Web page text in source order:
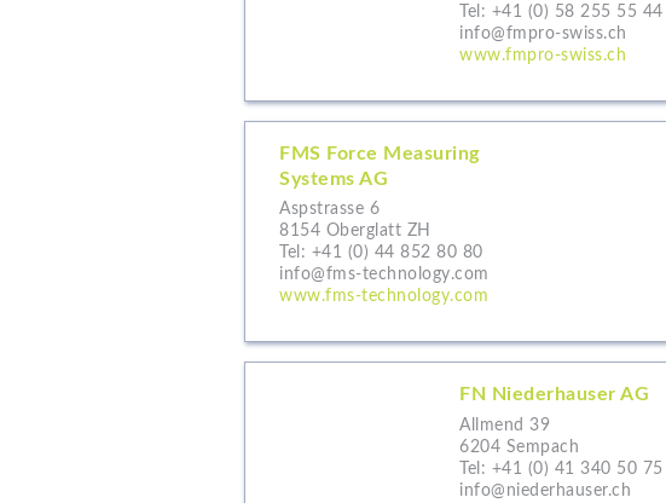
Tel: +41 (0) 58 255 55 44
info@fmpro-swiss.ch
www.fmpro-swiss.ch
FMS Force Measuring
Systems AG
Aspstrasse 6
8154 Oberglatt ZH
Tel: +41 (0) 44 852 80 80
info@fms-technology.com
www.fms-technology.com
FN Niederhauser AG
Allmend 39
6204 Sempach
Tel: +41 (0) 41 340 50 75
info@niederhauser.ch